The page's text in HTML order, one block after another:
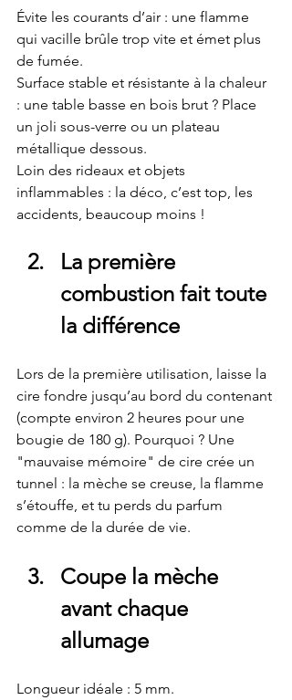
Évite les courants d’air : une flamme
qui vacille brûle trop vite et émet plus
de fumée.
Surface stable et résistante à la chaleur
: une table basse en bois brut ? Place
un joli sous-verre ou un plateau
métallique dessous.
Loin des rideaux et objets
inflammables : la déco, c’est top, les
accidents, beaucoup moins !
La première
combustion fait toute
la différence
Lors de la première utilisation, laisse la
cire fondre jusqu’au bord du contenant
(compte environ 2 heures pour une
bougie de 180 g). Pourquoi ? Une
"mauvaise mémoire" de cire crée un
tunnel : la mèche se creuse, la flamme
s’étouffe, et tu perds du parfum
comme de la durée de vie.
Coupe la mèche
avant chaque
allumage
Longueur idéale : 5 mm.